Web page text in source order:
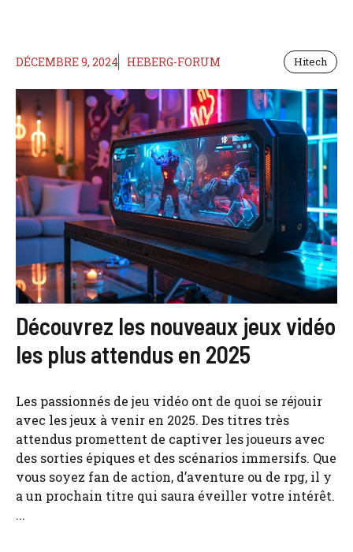
DÉCEMBRE 9, 2024 HEBERG-FORUM Hitech
Découvrez les nouveaux jeux vidéo
les plus attendus en 2025
Les passionnés de jeu vidéo ont de quoi se réjouir
avec les jeux à venir en 2025. Des titres très
attendus promettent de captiver les joueurs avec
des sorties épiques et des scénarios immersifs. Que
vous soyez fan de action, d’aventure ou de rpg, il y
a un prochain titre qui saura éveiller votre intérêt.
...